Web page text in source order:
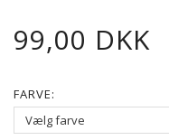
99,00 DKK
FARVE: